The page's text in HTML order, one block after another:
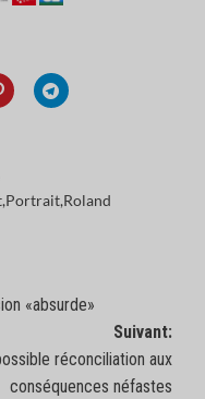
,Portrait,Roland
«absurde»
Suivant:
réconciliation aux
conséquences néfastes